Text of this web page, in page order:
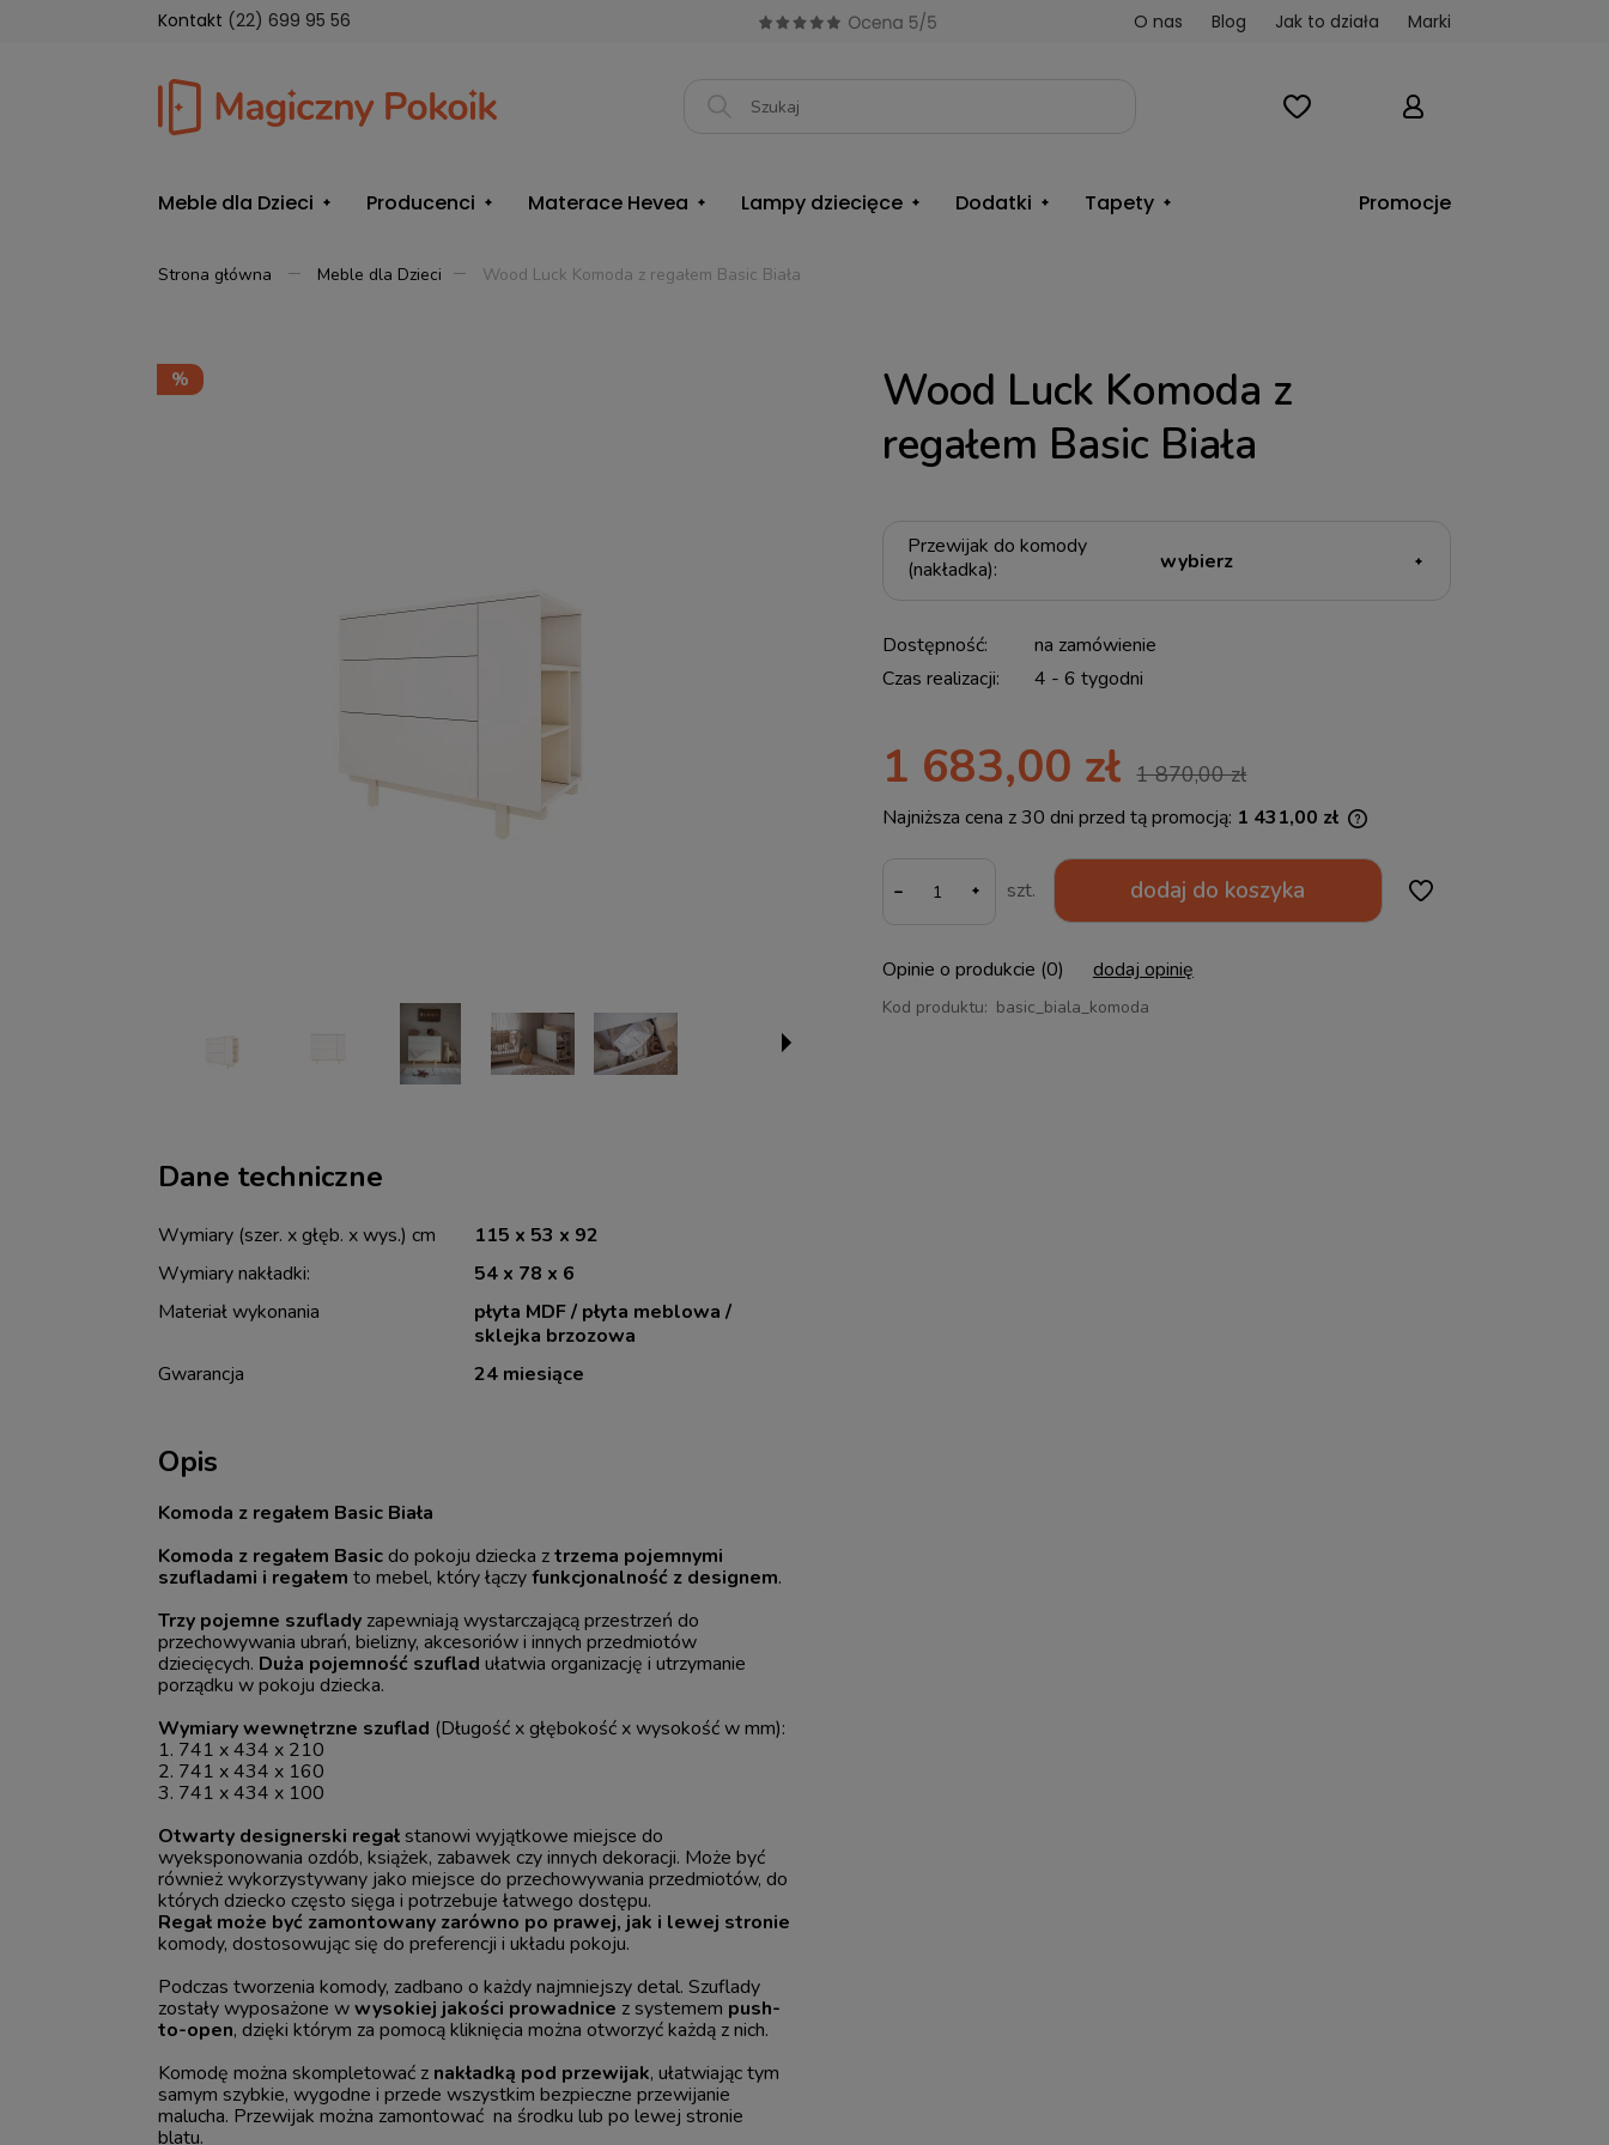
Kontakt (22) 699 95 56 O nas Blog Jak to działa Marki
Meble dla Dzieci Producenci Materace Hevea Lampy dziecięce Dodatki Tapety Promocje
Strona główna Meble dla Dzieci Wood Luck Komoda z regałem Basic Biała
Opis
Komoda z regałem Basic Biała
Komoda z regałem Basicdo pokoju dziecka ztrzema pojemnymi
szufladami i regałem to mebel, który łączyfunkcjonalność z designem.
Trzy pojemne szuflady zapewniają wystarczającą przestrzeń do
przechowywania ubrań, bielizny, akcesoriów i innych przedmiotów
dziecięcych. Duża pojemność szuflad ułatwia organizację i utrzymanie
porządku w pokoju dziecka.
Wymiary wewnętrzne szuflad (Długość x głębokość x wysokość w mm):
1. 741 x 434 x 210
2. 741 x 434 x 160
3. 741 x 434 x 100
Otwarty designerski regałstanowi wyjątkowe miejsce do
wyeksponowania ozdób, książek, zabawek czy innych dekoracji. Może być
również wykorzystywany jako miejsce do przechowywania przedmiotów, do
których dziecko często sięga i potrzebuje łatwego dostępu.
Regał może być zamontowany zarówno po prawej, jak i lewej stronie
komody, dostosowując się do preferencji i układu pokoju.
Podczas tworzenia komody, zadbano o każdy najmniejszy detal. Szuflady
zostały wyposażone wwysokiej jakości prowadnice z systemem push-
to-open, dzięki którym za pomocą kliknięcia można otworzyć każdą z nich.
Komodę można skompletować z nakładką pod przewijak, ułatwiając tym
samym szybkie, wygodne i przede wszystkim bezpieczne przewijanie
malucha. Przewijak można zamontować na środku lub po lewej stronie
blatu.
Dane techniczne
Wymiary (szer. x głęb. x wys.) cm
115 x 53 x 92
Wymiary nakładki:
54 x 78 x 6
Materiał wykonania
płyta MDF / płyta meblowa /
sklejka brzozowa
Gwarancja
24 miesiące
Wood Luck Komoda z
regałem Basic Biała
Przewijak do komody
(nakładka):
Dostępność:
na zamówienie
Czas realizacji:
4 - 6 tygodni
1 683,00 zł 1 870,00 zł
Najniższa cena z 30 dni przed tą promocją: 1 431,00 zł
Jeżeli produkt jest sprzedawany krócej niż
30 dni, wyświetlana jest najniższa cena od
momentu, kiedy produkt pojawił się w
- szt. dodaj do koszyka
Kod produktu: basic_biala_komoda
Opinie o produkcie (0) dodaj opinię